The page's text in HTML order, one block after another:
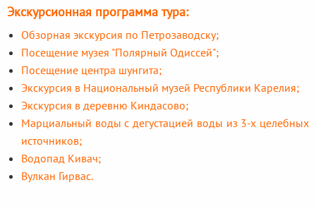
Экскурсионная программа тура:
Обзорная экскурсия по Петрозаводску;
Посещение музея "Полярный Одиссей";
Посещение центра шунгита;
Экскурсия в Национальный музей Республики Карелия;
Экскурсия в деревню Киндасово;
Марциальный воды с дегустацией воды из 3-х целебных
источников;
Водопад Кивач;
Вулкан Гирвас.